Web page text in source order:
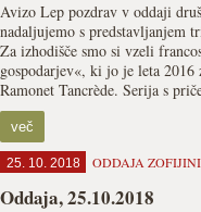
Avizo Lep pozdrav v oddaji
nadaljujemo s predstavljanjem
Za izhodišče smo si vzeli
gospodarjev«, ki jo je leta
Ramonet Tancrède. Serija s
več
25. 10. 2018 ODDAJA
Oddaja, 25.10.2018